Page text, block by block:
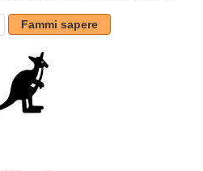
Fammi sapere